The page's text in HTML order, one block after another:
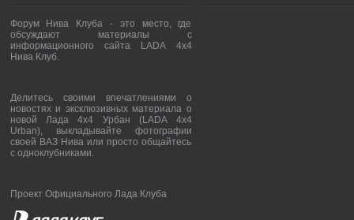
Форум Нива Клуба - это место, где
обсуждают материалы с
информационного сайта LADA 4x4
Нива Клуб.
Делитесь своими впечатлениями о
новостях и эксклюзивных материала о
новой Лада 4х4 Урбан (LADA 4x4
Urban), выкладывайте фотографии
своей ВАЗ Нива или просто общайтесь
с одноклубниками.
Проект Официального Лада Клуба